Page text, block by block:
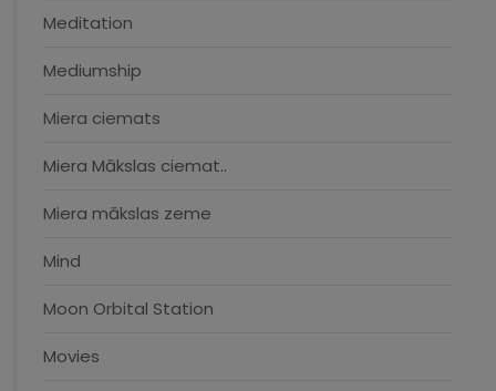
Meditation
Mediumship
Miera ciemats
Miera Mākslas ciemat..
Miera mākslas zeme
Mind
Moon Orbital Station
Movies